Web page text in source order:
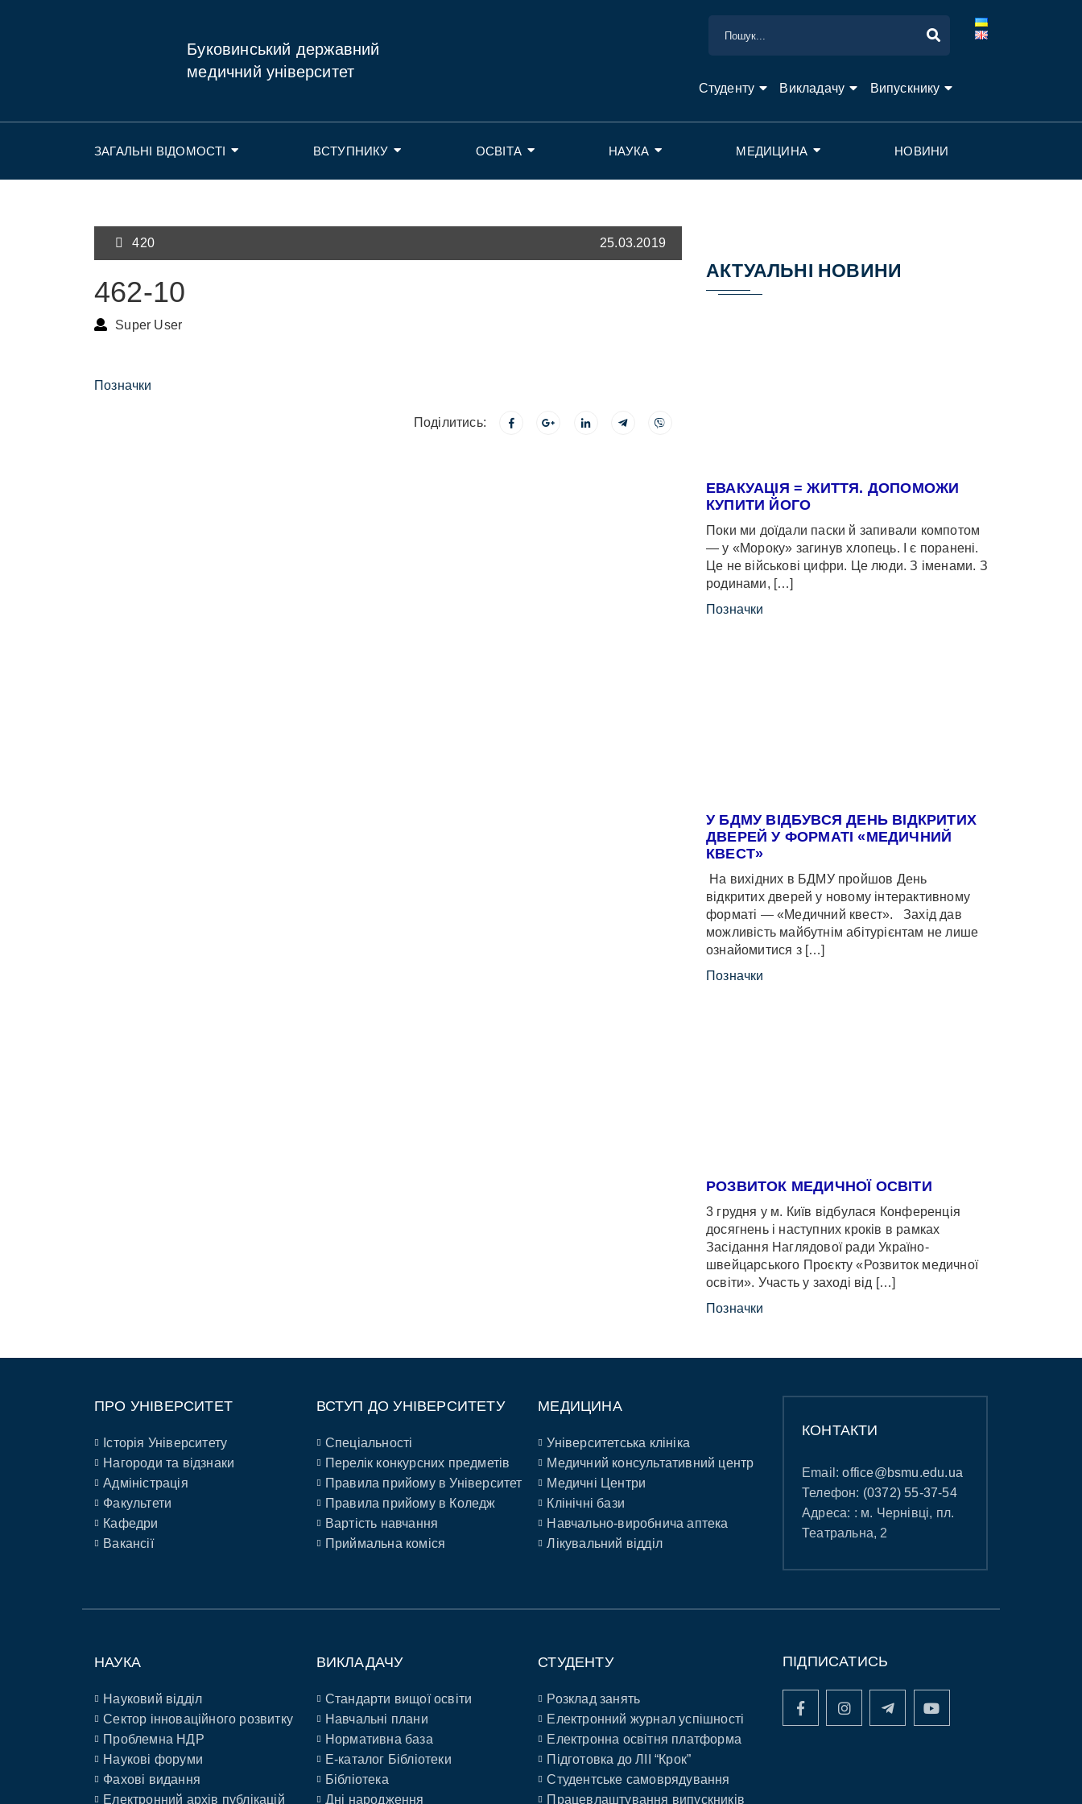
Буковинський державний
медичний університет
Студенту Викладачу Випускнику
ЗАГАЛЬНІ ВІДОМОСТІ ВСТУПНИКУ ОСВІТА НАУКА МЕДИЦИНА НОВИНИ
420 25.03.2019
462-10
Super User
Позначки
Поділитись:
АКТУАЛЬНІ НОВИНИ
ЕВАКУАЦІЯ = ЖИТТЯ. ДОПОМОЖИ
КУПИТИ ЙОГО
Поки ми доїдали паски й запивали компотом
— у «Мороку» загинув хлопець. І є поранені.
Це не військові цифри. Це люди. З іменами. З
родинами, […]
Позначки
У БДМУ ВІДБУВСЯ ДЕНЬ ВІДКРИТИХ
ДВЕРЕЙ У ФОРМАТІ «МЕДИЧНИЙ
КВЕСТ»
На вихідних в БДМУ пройшов День
відкритих дверей у новому інтерактивному
форматі — «Медичний квест». Захід дав
можливість майбутнім абітурієнтам не лише
ознайомитися з […]
Позначки
РОЗВИТОК МЕДИЧНОЇ ОСВІТИ
3 грудня у м. Київ відбулася Конференція
досягнень і наступних кроків в рамках
Засідання Наглядової ради Україно-
швейцарського Проєкту «Розвиток медичної
освіти». Участь у заході від […]
Позначки
ПРО УНІВЕРСИТЕТ
Історія Університету
Нагороди та відзнаки
Адміністрація
Факультети
Кафедри
Вакансії
ВСТУП ДО УНІВЕРСИТЕТУ
Спеціальності
Перелік конкурсних предметів
Правила прийому в Університет
Правила прийому в Коледж
Вартість навчання
Приймальна коміся
МЕДИЦИНА
Університетська клініка
Медичний консультативний центр
Медичні Центри
Клінічні бази
Навчально-виробнича аптека
Лікувальний відділ
КОНТАКТИ
Email:office@bsmu.edu.ua
Телефон: (0372) 55-37-54
Адреса: : м. Чернівці, пл.
Театральна, 2
НАУКА
Науковий відділ
Сектор інноваційного розвитку
Проблемна НДР
Наукові форуми
Фахові видання
Електронний архів публікацій
ВИКЛАДАЧУ
Стандарти вищої освіти
Навчальні плани
Нормативна база
E-каталог Бібліотеки
Бібліотека
Дні народження
СТУДЕНТУ
Розклад занять
Електронний журнал успішності
Електронна освітня платформа
Підготовка до ЛІІ “Крок”
Студентське самоврядування
Працевлаштування випускників
ПІДПИСАТИСЬ